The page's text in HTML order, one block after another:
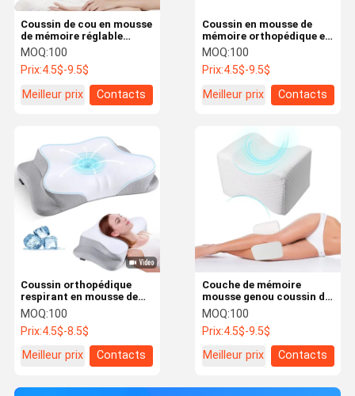
Coussin de cou en mousse
de mémoire réglable
rafraîchissant
confortable pour
soulager la douleur
MOQ:100
Prix:4.5$-9.5$
Meilleur prix
Contacts
Coussin en mousse de
mémoire orthopédique en
forme de chambre à
coucher
MOQ:100
Prix:4.5$-9.5$
Meilleur prix
Contacts
Coussin orthopédique
respirant en mousse de
mémoire Dormant
profond Coussin
orthopédique papillon
MOQ:100
Prix:4.5$-8.5$
Meilleur prix
Contacts
Couche de mémoire
mousse genou coussin de
contour ergonomique
jambe et genou coussin
MOQ:100
Prix:4.5$-9.5$
Meilleur prix
Contacts